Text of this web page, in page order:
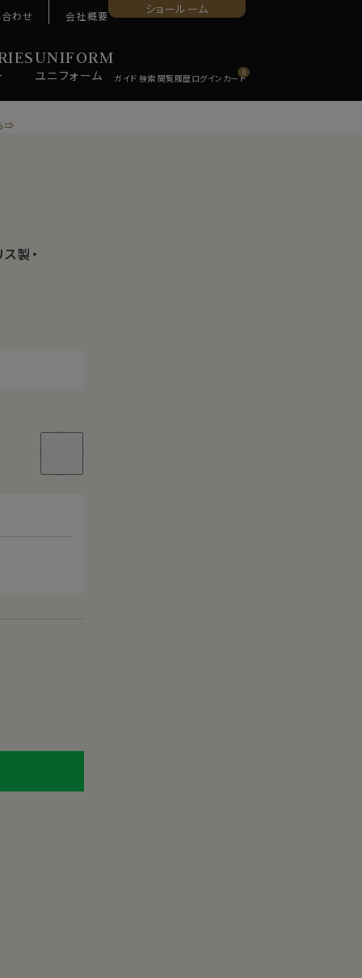
UNIFORM
ユニ フォーム
わせ 会社概要 ショールーム
0
⇒
製・